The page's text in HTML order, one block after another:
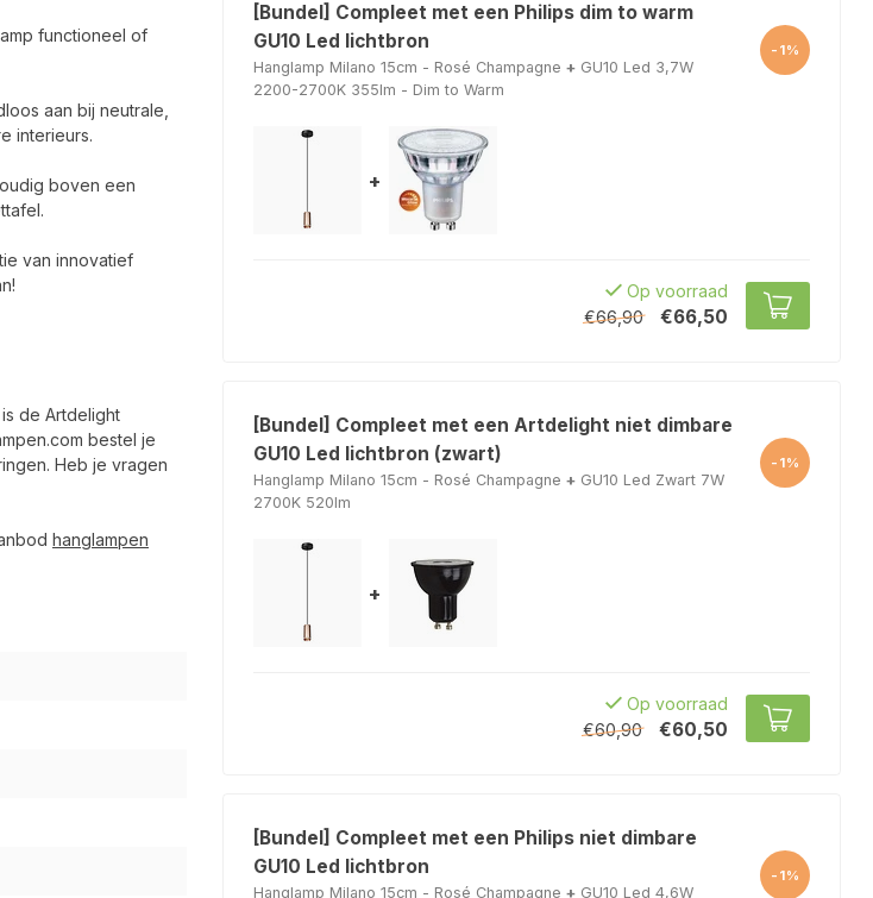
functioneel of
aan bij neutrale,
interieurs.
boven een
van innovatief
de Artdelight
bestel je
Heb je vragen
hanglampen
[Bundel] Compleet met een Philips dim to warm
GU10 Led lichtbron
Hanglamp Milano 15cm - Rosé Champagne + GU10 Led 3,7W
2200-2700K 355lm - Dim to Warm
-1%
+
Op voorraad
€66,90
€66,50
[Bundel] Compleet met een Artdelight niet dimbare
GU10 Led lichtbron (zwart)
Hanglamp Milano 15cm - Rosé Champagne + GU10 Led Zwart 7W
2700K 520lm
-1%
+
Op voorraad
€60,90
€60,50
[Bundel] Compleet met een Philips niet dimbare
GU10 Led lichtbron
Hanglamp Milano 15cm - Rosé Champagne + GU10 Led 4,6W
-1%